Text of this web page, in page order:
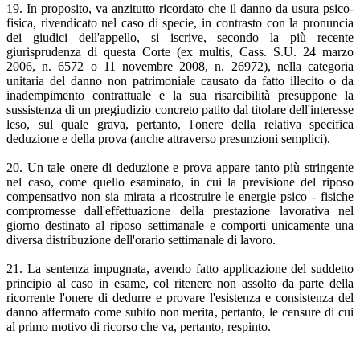
19. In proposito, va anzitutto ricordato che il danno da usura psico-
fisica, rivendicato nel caso di specie, in contrasto con la pronuncia
dei giudici dell'appello, si iscrive, secondo la più recente
giurisprudenza di questa Corte (ex multis, Cass. S.U. 24 marzo
2006, n. 6572 o 11 novembre 2008, n. 26972), nella categoria
unitaria del danno non patrimoniale causato da fatto illecito o da
inadempimento contrattuale e la sua risarcibilità presuppone la
sussistenza di un pregiudizio concreto patito dal titolare dell'interesse
leso, sul quale grava, pertanto, l'onere della relativa specifica
deduzione e della prova (anche attraverso presunzioni semplici).
20. Un tale onere di deduzione e prova appare tanto più stringente
nel caso, come quello esaminato, in cui la previsione del riposo
compensativo non sia mirata a ricostruire le energie psico - fisiche
compromesse dall'effettuazione della prestazione lavorativa nel
giorno destinato al riposo settimanale e comporti unicamente una
diversa distribuzione dell'orario settimanale di lavoro.
21. La sentenza impugnata, avendo fatto applicazione del suddetto
principio al caso in esame, col ritenere non assolto da parte della
ricorrente l'onere di dedurre e provare l'esistenza e consistenza del
danno affermato come subito non merita, pertanto, le censure di cui
al primo motivo di ricorso che va, pertanto, respinto.